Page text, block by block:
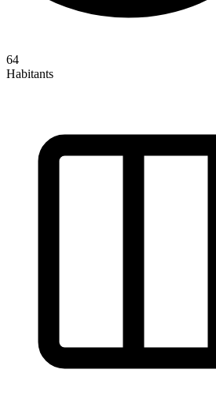
64
Habitants